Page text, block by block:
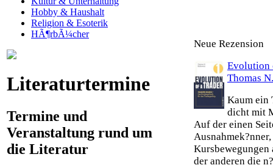
Hobby & Haushalt
Religion & Esoterik
HÃ¶rbÃ¼cher
Literaturtermine
Termine und
Veranstaltung rund um
die Literatur
Neue Rezension
Evolution
Thomas
Kaum ein
dicht mit
Auf der einen
der anderen die